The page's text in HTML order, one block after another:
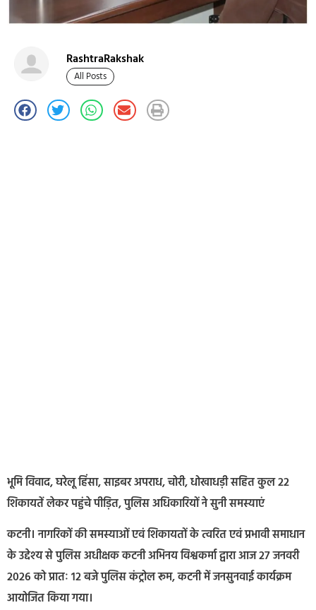
RashtraRakshak
All Posts
भूमि विवाद, घरेलू हिंसा, साइबर अपराध, चोरी, धोखाधड़ी सहित कुल 22
शिकायतें लेकर पहुंचे पीड़ित, पुलिस अधिकारियों ने सुनी समस्याएं
कटनी। नागरिकों की समस्याओं एवं शिकायतों के त्वरित एवं प्रभावी समाधान
के उद्देश्य से पुलिस अधीक्षक कटनी अभिनय विश्वकर्मा द्वारा आज 27 जनवरी
2026 को प्रातः 12 बजे पुलिस कंट्रोल रूम, कटनी में जनसुनवाई कार्यक्रम
आयोजित किया गया।